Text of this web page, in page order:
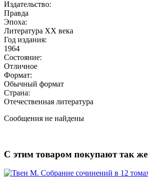
Издательство:
Правда
Эпоха:
Литература XX века
Год издания:
1964
Состояние:
Отличное
Формат:
Обычный формат
Страна:
Отечественная литература
Сообщения не найдены
С этим товаром покупают так же